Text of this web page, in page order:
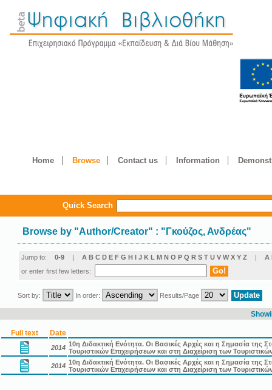
Home Browse Contact us Information
Quick Search
Browse by "Author/Creator" : "Γκούζος, Ανδρέας"
Jump to: 0-9 | A B C D E F G H I J K L M N O P Q R S T U V W X Y Z | Α
or enter first few letters:
Sort by: In order: Results/Page
Full text Date
2014 10η Διδακτική Ενότητα. Οι Βασικές Αρχές και η Σημασία της
Τουριστικών Επιχειρήσεων και στη Διαχείριση των
2014 10η Διδακτική Ενότητα. Οι Βασικές Αρχές και η Σημασία της
Τουριστικών Επιχειρήσεων και στη Διαχείριση των